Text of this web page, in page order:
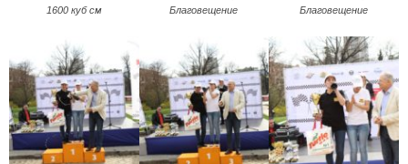
1600 куб см
Благовещение
Благовещение